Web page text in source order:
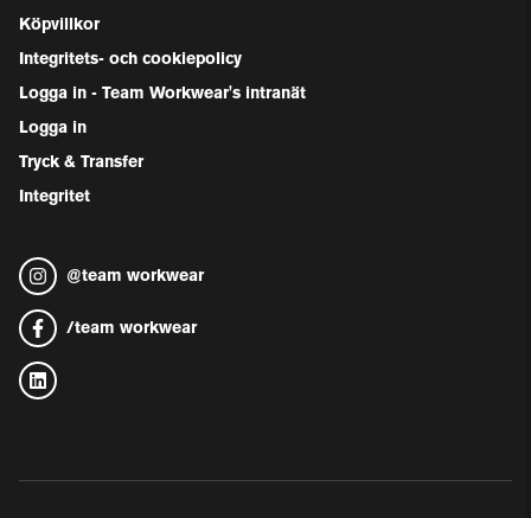
Köpvillkor
Integritets- och cookiepolicy
Logga in - Team Workwear's intranät
Logga in
Tryck & Transfer
Integritet
@team workwear
/team workwear